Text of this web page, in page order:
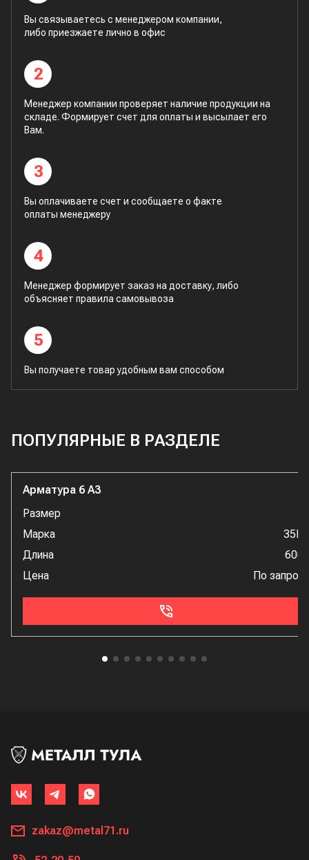
Вы связываетесь с менеджером компании,
либо приезжаете лично в офис
2
Менеджер компании проверяет наличие продукции на
складе. Формирует счет для оплаты и высылает его
Вам.
3
Вы оплачиваете счет и сообщаете о факте
оплаты менеджеру
4
Менеджер формирует заказ на доставку, либо
объясняет правила самовывоза
5
Вы получаете товар удобным вам способом
ПОПУЛЯРНЫЕ В РАЗДЕЛЕ
Арматура 6 А3
Размер
Марка
35ГС
Длина
6000
Цена
По запросу
zakaz@metal71.ru